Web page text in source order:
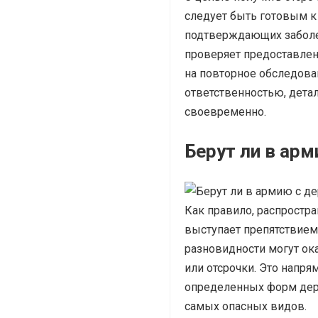
следует быть готовым
подтверждающих
проверяет
на повторное
ответственностью,
своевременно.
Берут ли в
Как правило,
выступает
разновидности могут
или отсрочки. Это
определенных форм
самых опасных видов.